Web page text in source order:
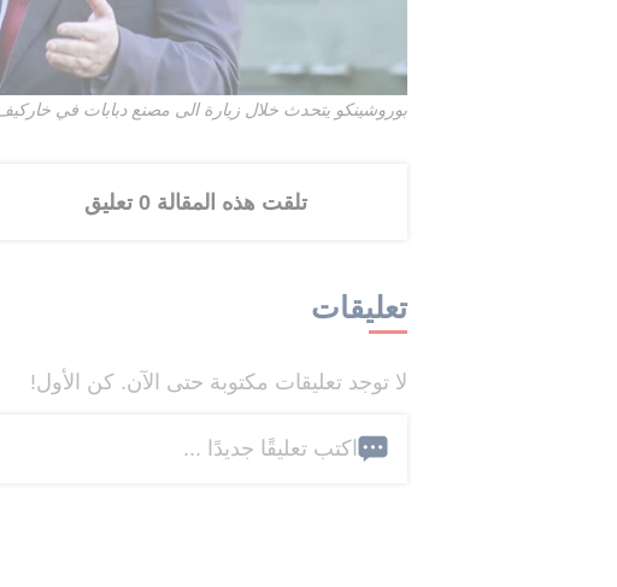
بوروشينكو يتحدث خلال زيارة الى مصنع دبابات في
تلقت هذه المقالة 0 تعليق
تعليقات
لا توجد تعليقات مكتوبة حتى الآن. كن الأول!
اكتب تعليقًا جديدًا ...